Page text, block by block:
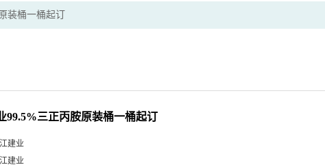
装桶一桶起订
99.5%三正丙胺原装桶一桶起订
建业
建业